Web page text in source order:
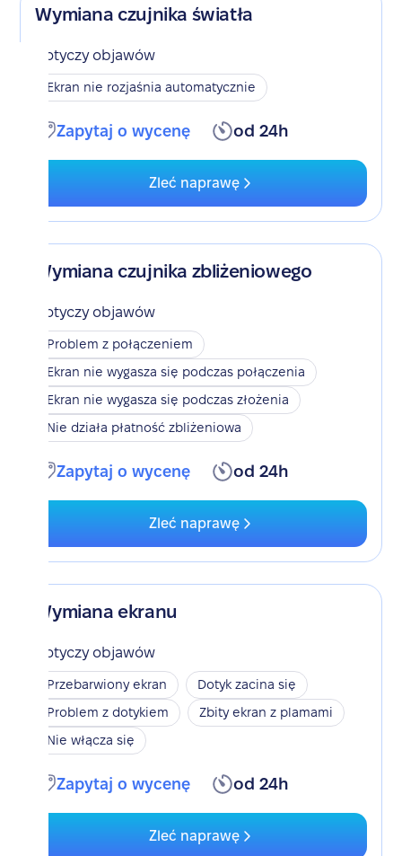
Wymiana czujnika światła
Dotyczy objawów
Ekran nie rozjaśnia automatycznie
Zapytaj o wycenę od 24h
Zleć naprawę
Wymiana czujnika zbliżeniowego
Dotyczy objawów
Problem z połączeniem
Ekran nie wygasza się podczas połączenia
Ekran nie wygasza się podczas złożenia
Nie działa płatność zbliżeniowa
Zapytaj o wycenę od 24h
Zleć naprawę
Wymiana ekranu
Dotyczy objawów
Przebarwiony ekran
Dotyk zacina się
Problem z dotykiem
Zbity ekran z plamami
Nie włącza się
Zapytaj o wycenę od 24h
Zleć naprawę